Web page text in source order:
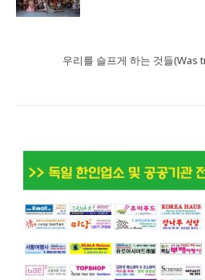
우리를 슬프게 하는 것들(Was